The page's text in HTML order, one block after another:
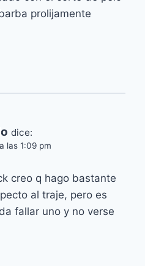
prolijamente
dice:
las 1:09 pm
creo q hago bastante
al traje, pero es
fallar uno y no verse